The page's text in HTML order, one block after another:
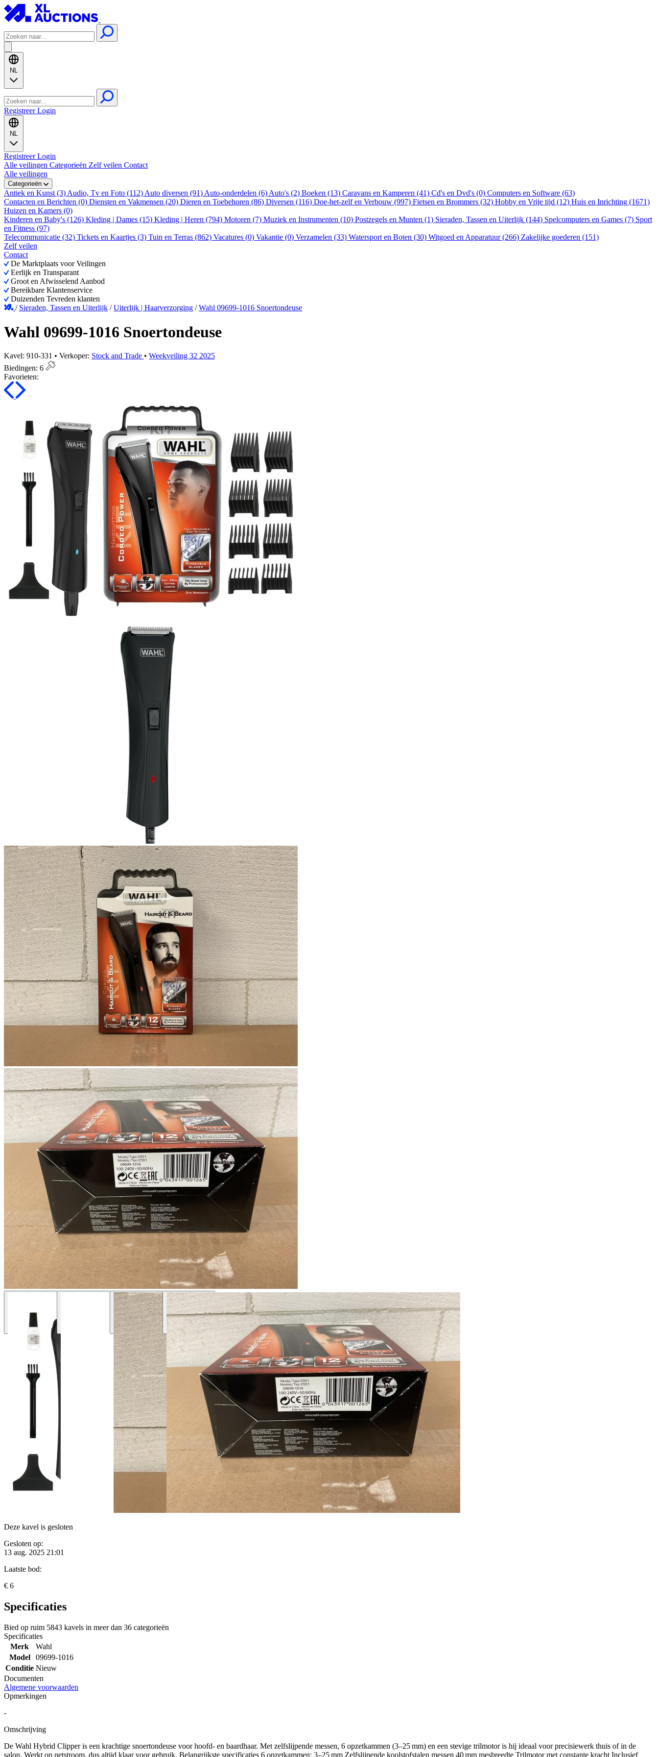
NL
RegistreerLogin
NL
RegistreerLogin
Alle veilingen Categorieën Zelf veilen Contact
Alle veilingen
Categorieën
Antiek en Kunst (3) Audio, Tv en Foto (112) Auto diversen (91) Auto-onderdelen (6) Auto's (2) Boeken (13) Caravans en Kamperen (41) Cd's en Dvd's (0) Computers en Software (63)
Contacten en Berichten (0) Diensten en Vakmensen (20) Dieren en Toebehoren (86) Diversen (116) Doe-het-zelf en Verbouw (997) Fietsen en Brommers (32) Hobby en Vrije tijd (12) Huis en Inrichting (1671)
Huizen en Kamers (0)
Kinderen en Baby's (126) Kleding | Dames (15) Kleding | Heren (794) Motoren (7) Muziek en Instrumenten (10) Postzegels en Munten (1) Sieraden, Tassen en Uiterlijk (144) Spelcomputers en Games (7) Sport
en Fitness (97)
Telecommunicatie (32) Tickets en Kaartjes (3) Tuin en Terras (862) Vacatures (0) Vakantie (0) Verzamelen (33) Watersport en Boten (30) Witgoed en Apparatuur (266) Zakelijke goederen (151)
Zelf veilen
Contact
De Marktplaats voor Veilingen
Eerlijk en Transparant
Groot en Afwisselend Aanbod
Bereikbare Klantenservice
Duizenden Tevreden klanten
/ Sieraden, Tassen en Uiterlijk /Uiterlijk | Haarverzorging /Wahl 09699-1016 Snoertondeuse
Wahl 09699-1016 Snoertondeuse
Kavel: 910-331 • Verkoper: Stock and Trade • Weekveiling 32 2025
Biedingen: 6
Favorieten:
Deze kavel is gesloten
Gesloten op:
13 aug. 2025 21:01
Laatste bod:
€ 6
Specificaties
Bied op ruim 5843 kavels in meer dan 36 categorieën
Specificaties
Merk
Wahl
Model
09699-1016
Conditie Nieuw
Documenten
Algemene voorwaarden
Opmerkingen
-
Omschrijving
De Wahl Hybrid Clipper is een krachtige snoertondeuse voor hoofd- en baardhaar. Met zelfslijpende messen, 6 opzetkammen (3–25 mm) en een stevige trilmotor is hij ideaal voor precisiewerk thuis of in de
salon. Werkt op netstroom, dus altijd klaar voor gebruik. Belangrijkste specificaties 6 opzetkammen: 3–25 mm Zelfslijpende koolstofstalen messen 40 mm mesbreedte Trilmotor met constante kracht Inclusief